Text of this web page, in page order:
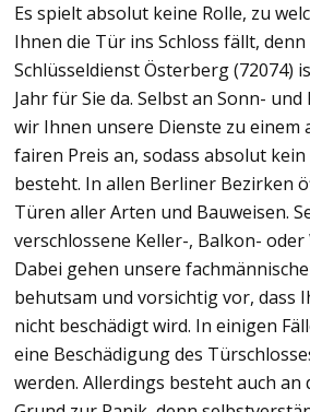
Es spielt absolut keine Rolle, zu
Ihnen die Tür ins Schloss fällt,
Schlüsseldienst Österberg (72074)
Jahr für Sie da. Selbst an Sonn-
wir Ihnen unsere Dienste zu einem
fairen Preis an, sodass absolut
besteht. In allen Berliner Bezirken
Türen aller Arten und Bauweisen.
verschlossene Keller-, Balkon-
Dabei gehen unsere
behutsam und vorsichtig vor, dass
nicht beschädigt wird. In einigen
eine Beschädigung des
werden. Allerdings besteht auch an